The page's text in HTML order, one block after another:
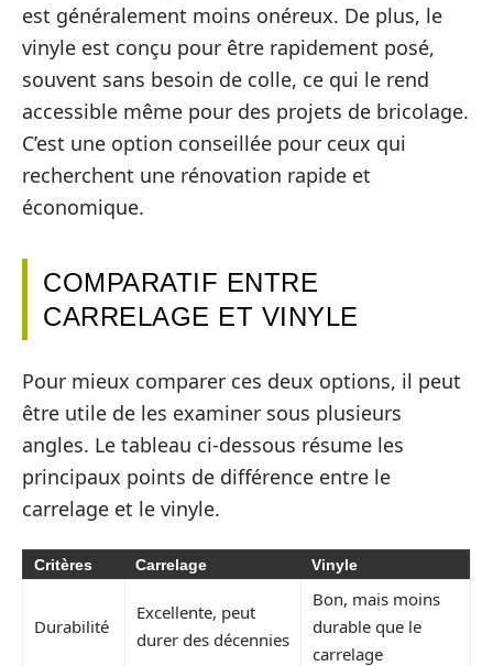
est généralement moins onéreux. De plus, le
vinyle est conçu pour être rapidement posé,
souvent sans besoin de colle, ce qui le rend
accessible même pour des projets de bricolage.
C’est une option conseillée pour ceux qui
recherchent une rénovation rapide et
économique.
COMPARATIF ENTRE
CARRELAGE ET VINYLE
Pour mieux comparer ces deux options, il peut
être utile de les examiner sous plusieurs
angles. Le tableau ci-dessous résume les
principaux points de différence entre le
carrelage et le vinyle.
Critères Carrelage Vinyle
Durabilité
Excellente, peut
durer des décennies
Bon, mais moins
durable que le
carrelage